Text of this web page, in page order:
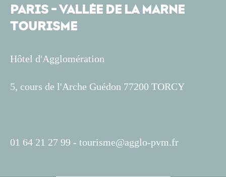
PARIS - VALLÉE DE LA MARNE
TOURISME
Hôtel d'Agglomération
5, cours de l'Arche Guédon 77200 TORCY
01 64 21 27 99 - tourisme@agglo-pvm.fr